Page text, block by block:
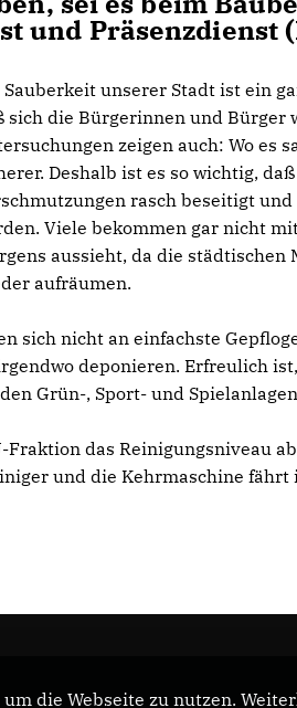
und Präsenzdienst
Sauberkeit unserer Stadt ist ein
sich die Bürgerinnen und Bürger
zeigen auch: Wo es
Deshalb ist es so wichtig,
rasch beseitigt
Viele bekommen gar nicht
aussieht, da die städtischen
aufräumen.
sich nicht an einfachste
deponieren. Erfreulich
Grün-, Sport- und
das Reinigungsniveau
und die Kehrmaschine
die Webseite zu nutzen.